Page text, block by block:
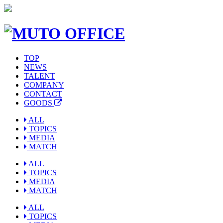
TOP
NEWS
TALENT
COMPANY
CONTACT
GOODS
ALL
TOPICS
MEDIA
MATCH
ALL
TOPICS
MEDIA
MATCH
ALL
TOPICS